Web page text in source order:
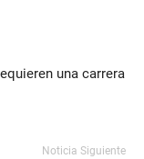
una carrera
Noticia Siguiente